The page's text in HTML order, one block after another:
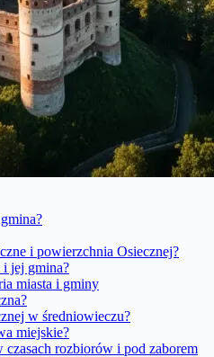
i powierzchnia Osiecznej?
i jej gmina?
miasta i gminy
w średniowieczu?
miejskie?
czasach rozbiorów i pod zaborem